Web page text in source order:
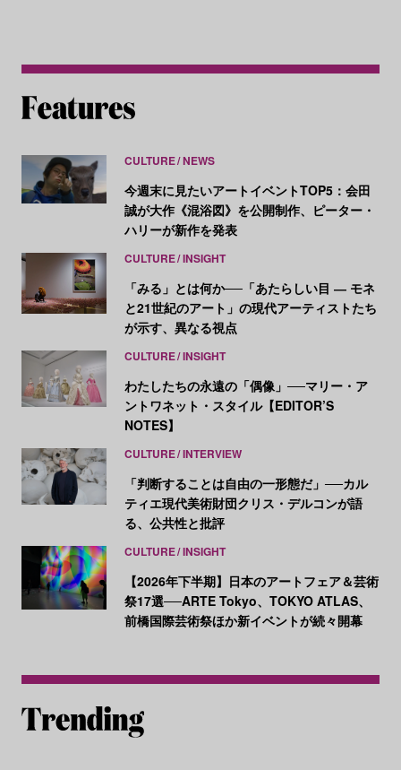
CULTURE NEWS
今週末に見たいアートイベントTOP5：会田
誠が大作《混浴図》を公開制作、ピーター・
ハリーが新作を発表
CULTURE INSIGHT
「みる」とは何か──「あたらしい目 ― モネ
と21世紀のアート」の現代アーティストたち
が示す、異なる視点
CULTURE INSIGHT
わたしたちの永遠の「偶像」──マリー・ア
ントワネット・スタイル【EDITOR’S
NOTES】
CULTURE INTERVIEW
「判断することは自由の一形態だ」──カル
ティエ現代美術財団クリス・デルコンが語
る、公共性と批評
CULTURE INSIGHT
【2026年下半期】日本のアートフェア＆芸術
祭17選──ARTE Tokyo、TOKYO ATLAS、
前橋国際芸術祭ほか新イベントが続々開幕